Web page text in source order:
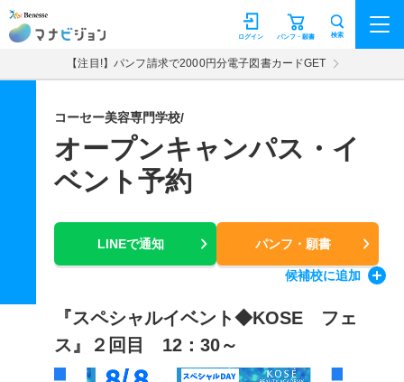
マナビジョン パンフ・願書
ログイン 検索
【注目!】パンフ請求で2000円分電子図書カードGET
コーセー美容専門学校/
オープンキャンパス・イ
ベント予約
LINEで通知 パンフ・願書
候補校に追加
『スペシャルイベント◆KOSE フェ
ス』２回目 12：30～